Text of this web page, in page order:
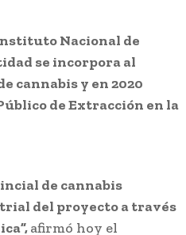
Nacional de
se incorpora al
cannabis y en 2020
de Extracción en la
de cannabis
del proyecto a través
afirmó hoy el